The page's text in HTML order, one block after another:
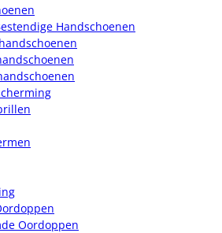
Handschoenen
Oordoppen